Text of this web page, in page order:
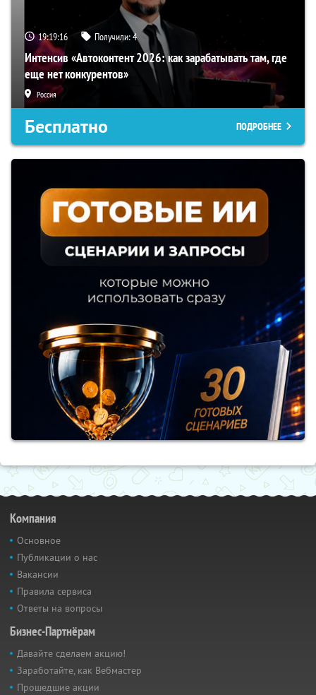
19:19:15 Получили:4
Интенсив «Автоконтент 2026: как зарабатывать там, где
еще нет конкурентов»
Россия
Бесплатно ПОДРОБНЕЕ
Компания
Основное
Публикации о нас
Вакансии
Правила сервиса
Ответы на вопросы
Бизнес-Партнёрам
Давайте сделаем акцию!
Заработайте, как Вебмастер
Прошедшие акции